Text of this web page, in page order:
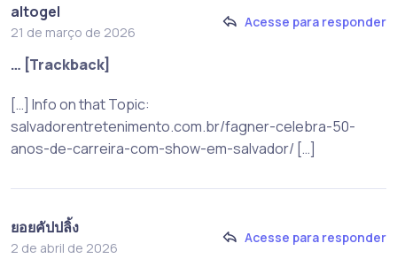
altogel
21 de março de 2026
Acesse para responder
… [Trackback]
[…] Info on that Topic:
salvadorentretenimento.com.br/fagner-celebra-50-
anos-de-carreira-com-show-em-salvador/ […]
ยอยคัปปลิ้ง
2 de abril de 2026
Acesse para responder